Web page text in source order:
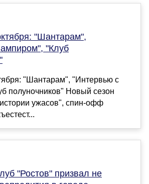
"Шантарам",
"Клуб
"Шантарам", "Интервью с
полуночников" Новый сезон
ужасов", спин-офф
"Ростов" призвал не